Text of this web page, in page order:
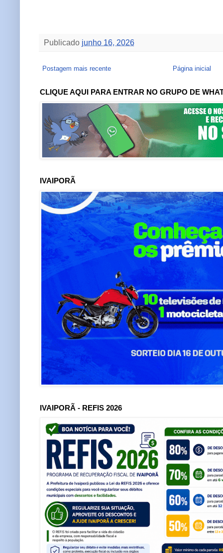
Publicado junho 16, 2026
Postagem mais recente Página inicial
CLIQUE AQUI PARA ENTRAR NO GRUPO DE
IVAIPORÃ
IVAIPORÃ - REFIS 2026